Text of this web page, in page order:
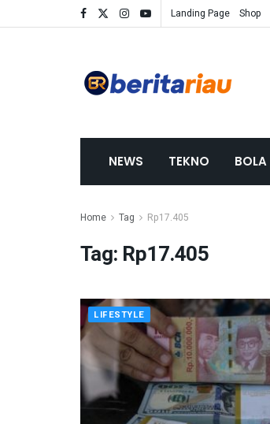
Landing Page Shop
NEWS TEKNO BOLA
Home Tag Rp17.405
Tag: Rp17.405
LIFESTYLE